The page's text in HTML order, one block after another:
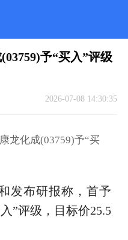
予“买入”评级
2026-07-08 14:30:35
龙化成(03759)予“买
发布研报称，首予
”评级，目标价25.5